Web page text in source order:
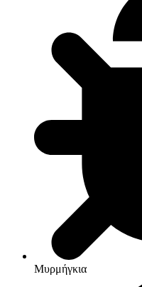
Μυρμήγκια